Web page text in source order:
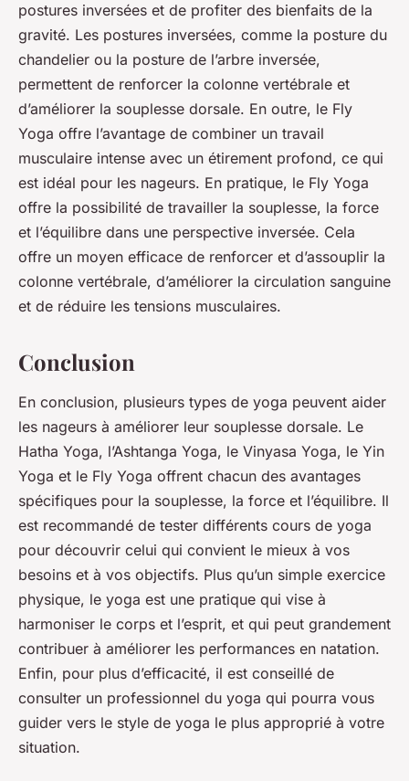
postures inversées et de profiter des bienfaits de la
gravité. Les postures inversées, comme la posture du
chandelier ou la posture de l’arbre inversée,
permettent de renforcer la colonne vertébrale et
d’améliorer la souplesse dorsale. En outre, le Fly
Yoga offre l’avantage de combiner un travail
musculaire intense avec un étirement profond, ce qui
est idéal pour les nageurs. En pratique, le Fly Yoga
offre la possibilité de travailler la souplesse, la force
et l’équilibre dans une perspective inversée. Cela
offre un moyen efficace de renforcer et d’assouplir la
colonne vertébrale, d’améliorer la circulation sanguine
et de réduire les tensions musculaires.
Conclusion
En conclusion, plusieurs types de yoga peuvent aider
les nageurs à améliorer leur souplesse dorsale. Le
Hatha Yoga, l’Ashtanga Yoga, le Vinyasa Yoga, le Yin
Yoga et le Fly Yoga offrent chacun des avantages
spécifiques pour la souplesse, la force et l’équilibre. Il
est recommandé de tester différents cours de yoga
pour découvrir celui qui convient le mieux à vos
besoins et à vos objectifs. Plus qu’un simple exercice
physique, le yoga est une pratique qui vise à
harmoniser le corps et l’esprit, et qui peut grandement
contribuer à améliorer les performances en natation.
Enfin, pour plus d’efficacité, il est conseillé de
consulter un professionnel du yoga qui pourra vous
guider vers le style de yoga le plus approprié à votre
situation.